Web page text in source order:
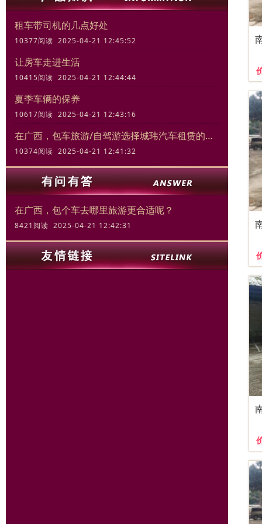
租车带司机的几点好处
10377阅读 2025-04-21 12:45:52
让房车走进生活
10415阅读 2025-04-21 12:44:44
夏季车辆的保养
10617阅读 2025-04-21 12:43:16
在广西，包车旅游/自驾游选择城玮汽车租赁的三大理由
10374阅读 2025-04-21 12:41:32
在广西，包个车去哪里旅游更合适呢？
8421阅读 2025-04-21 12:42:31